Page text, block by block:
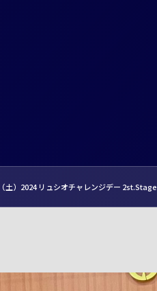
土）2024 リュシオチャレンジデー 2st.Stage